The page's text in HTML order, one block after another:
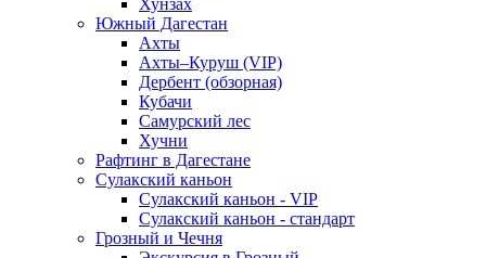
Хунзах
Южный Дагестан
Ахты
Ахты–Куруш (VIP)
Дербент (обзорная)
Кубачи
Самурский лес
Хучни
Рафтинг в Дагестане
Сулакский каньон
Сулакский каньон - VIP
Сулакский каньон - стандарт
Грозный и Чечня